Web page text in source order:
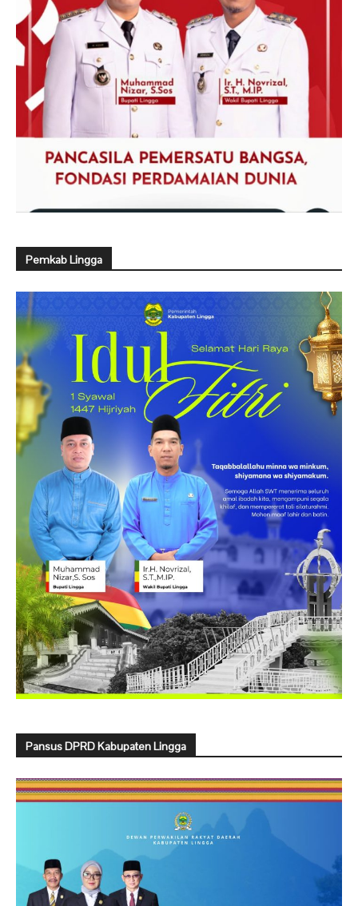
Pemkab Lingga
Pansus DPRD Kabupaten Lingga